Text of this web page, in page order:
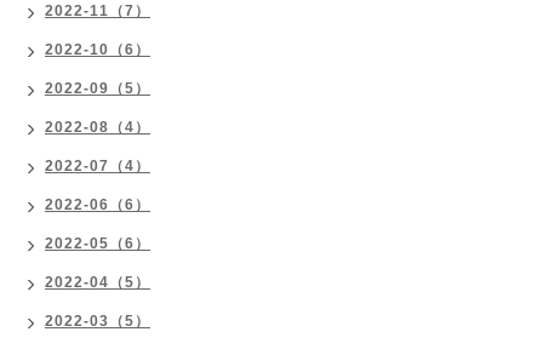
2022-11（7）
2022-10（6）
2022-09（5）
2022-08（4）
2022-07（4）
2022-06（6）
2022-05（6）
2022-04（5）
2022-03（5）